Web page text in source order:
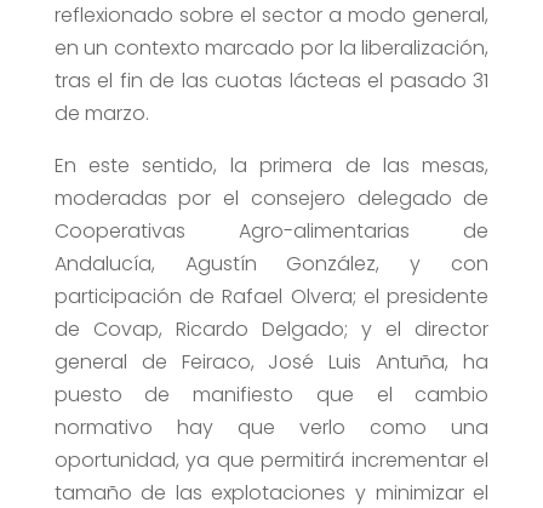
reflexionado sobre el sector a modo general,
en un contexto marcado por la liberalización,
tras el fin de las cuotas lácteas el pasado 31
de marzo.
En este sentido, la primera de las mesas,
moderadas por el consejero delegado de
Cooperativas Agro-alimentarias de
Andalucía, Agustín González, y con
participación de Rafael Olvera; el presidente
de Covap, Ricardo Delgado; y el director
general de Feiraco, José Luis Antuña, ha
puesto de manifiesto que el cambio
normativo hay que verlo como una
oportunidad, ya que permitirá incrementar el
tamaño de las explotaciones y minimizar el